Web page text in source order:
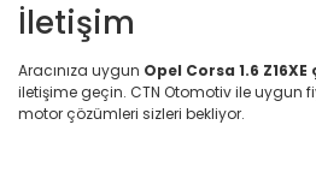
İletişim
Aracınıza uygun Opel Corsa 1.6
iletişime geçin. CTN Otomotiv ile uygun
motor çözümleri sizleri bekliyor.